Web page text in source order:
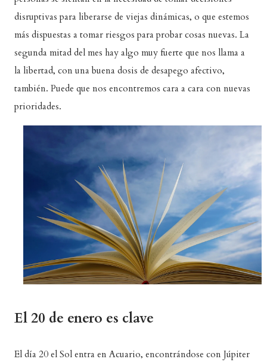
disruptivas para liberarse de viejas dinámicas, o que estemos
más dispuestas a tomar riesgos para probar cosas nuevas. La
segunda mitad del mes hay algo muy fuerte que nos llama a
la libertad, con una buena dosis de desapego afectivo,
también. Puede que nos encontremos cara a cara con nuevas
prioridades.
El 20 de enero es clave
El día 20 el Sol entra en Acuario, encontrándose con Júpiter